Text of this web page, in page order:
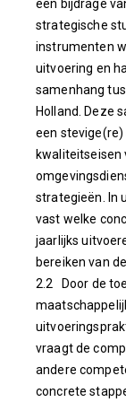
een bijdrage
strategische
instrumenten
uitvoering en
samenhang
Holland. Deze
een stevige(re)
kwaliteitseisen
strategieën. In
vast welke
jaarlijks
bereiken van
2.2 Door de
vraagt de
andere
concrete